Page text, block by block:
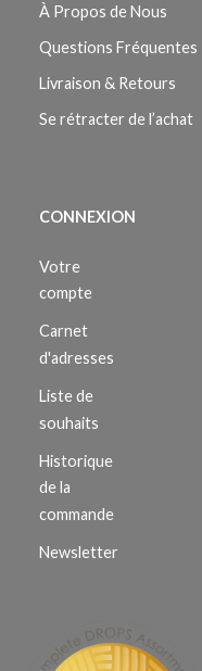
À Propos de Nous
Questions Fréquentes
Livraison & Retours
Se rétracter de l’achat
CONNEXION
Votre
compte
Carnet
d'adresses
Liste de
souhaits
Historique
de la
commande
Newsletter